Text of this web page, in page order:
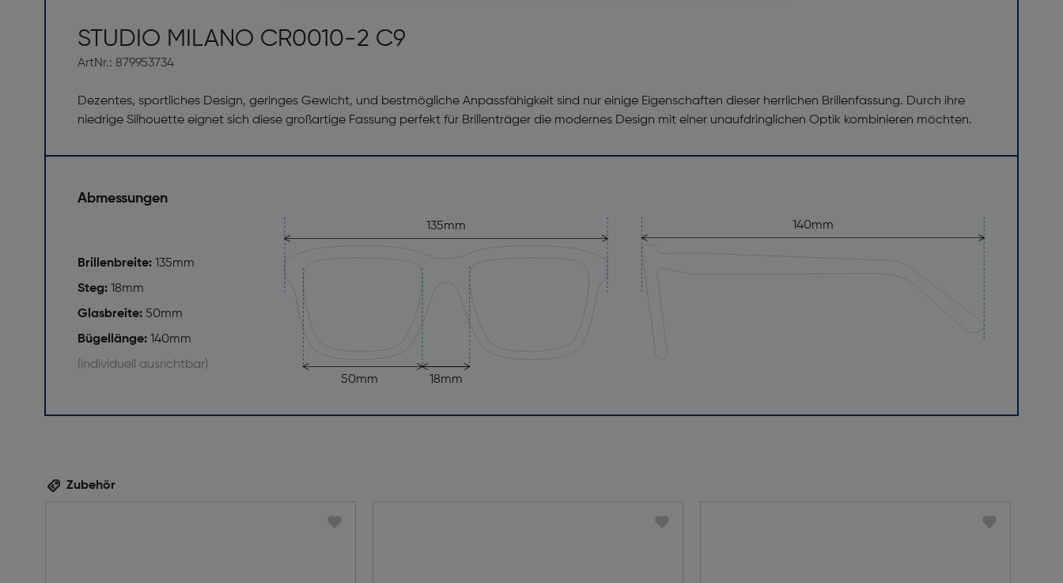
STUDIO MILANO CR0010-2 C9
ArtNr.: 879953734
Dezentes, sportliches Design, geringes Gewicht, und bestmögliche Anpassfähigkeit sind nur einige Eigenschaften dieser herrlichen Brillenfassung. Durch ihre
niedrige Silhouette eignet sich diese großartige Fassung perfekt für Brillenträger die modernes Design mit einer unaufdringlichen Optik kombinieren möchten.
Abmessungen
Brillenbreite: 135mm
Steg: 18mm
Glasbreite: 50mm
Bügellänge: 140mm
(individuell ausrichtbar)
135mm
18mm
50mm
140mm
Zubehör